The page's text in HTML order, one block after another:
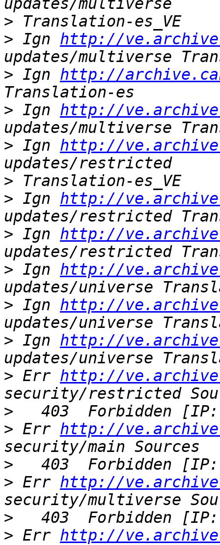
>
> Ign http://
> Ign http://
> Ign http://
> Ign http://
>
> Ign http://
> Ign http://
> Ign http://
> Ign http://
> Ign http://
> Err http://
>
> Err http://
>
> Err http://
>
> Err http://